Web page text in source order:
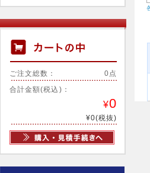
ご注文総数： 0点
合計金額(税込)：
¥0
¥0(税抜)